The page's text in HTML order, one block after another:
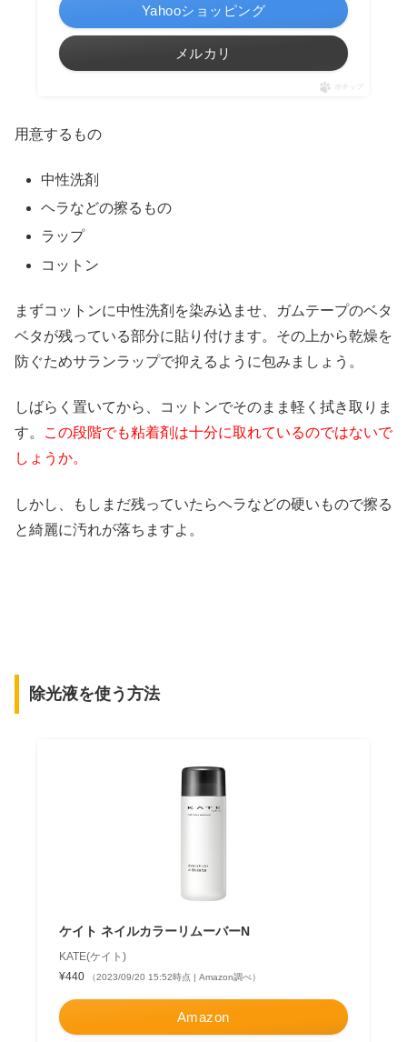
Yahooショッピング
メルカリ
ポチップ
用意するもの
中性洗剤
ヘラなどの擦るもの
ラップ
コットン
まずコットンに中性洗剤を染み込ませ、ガムテープのベタ
ベタが残っている部分に貼り付けます。その上から乾燥を
防ぐためサランラップで抑えるように包みましょう。
しばらく置いてから、コットンでそのまま軽く拭き取りま
す。
この段階でも粘着剤は十分に取れているのではないで
しょうか。
しかし、もしまだ残っていたらヘラなどの硬いもので擦る
と綺麗に汚れが落ちますよ。
除光液を使う方法
ケイト ネイルカラーリムーバーN
KATE(ケイト)
¥440
（2023/09/20 15:52時点 | Amazon調べ）
Amazon